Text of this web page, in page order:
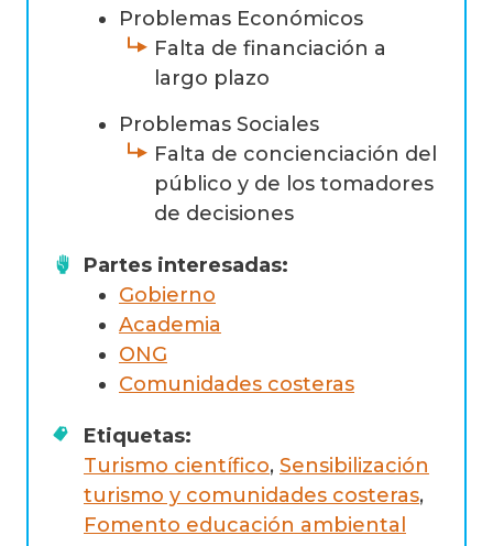
Problemas Económicos
Falta de financiación a
largo plazo
Problemas Sociales
Falta de concienciación del
público y de los tomadores
de decisiones
Partes interesadas:
Gobierno
Academia
ONG
Comunidades costeras
Etiquetas:
Turismo científico, Sensibilización
turismo y comunidades costeras,
Fomento educación ambiental